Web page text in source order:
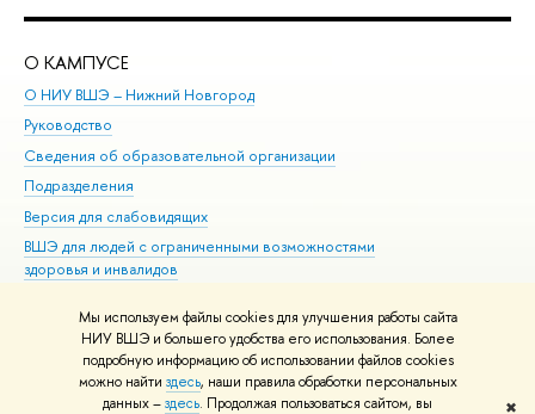
Мы используем файлы cookies для улучшения работы сайта
НИУ ВШЭ и большего удобства его использования. Более
подробную информацию об использовании файлов cookies
можно найти здесь, наши правила обработки персональных
данных –здесь. Продолжая пользоваться сайтом, вы ✖
О КАМПУСЕ
О НИУ ВШЭ – Нижний Новгород
Руководство
Сведения об образовательной организации
Подразделения
Версия для слабовидящих
ВШЭ для людей с ограниченными возможностями
здоровья и инвалидов